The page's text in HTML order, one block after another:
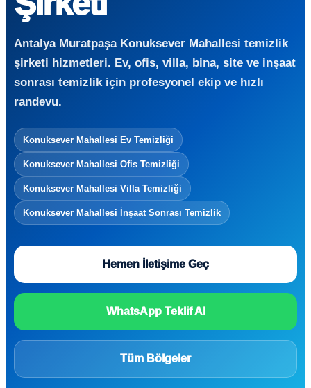
Antalya Muratpaşa Konuksever Mahallesi temizlik
şirketi hizmetleri. Ev, ofis, villa, bina, site ve inşaat
sonrası temizlik için profesyonel ekip ve hızlı
randevu.
Konuksever Mahallesi Ev Temizliği
Konuksever Mahallesi Ofis Temizliği
Konuksever Mahallesi Villa Temizliği
Konuksever Mahallesi İnşaat Sonrası Temizlik
Hemen İletişime Geç
WhatsApp Teklif Al
Tüm Bölgeler